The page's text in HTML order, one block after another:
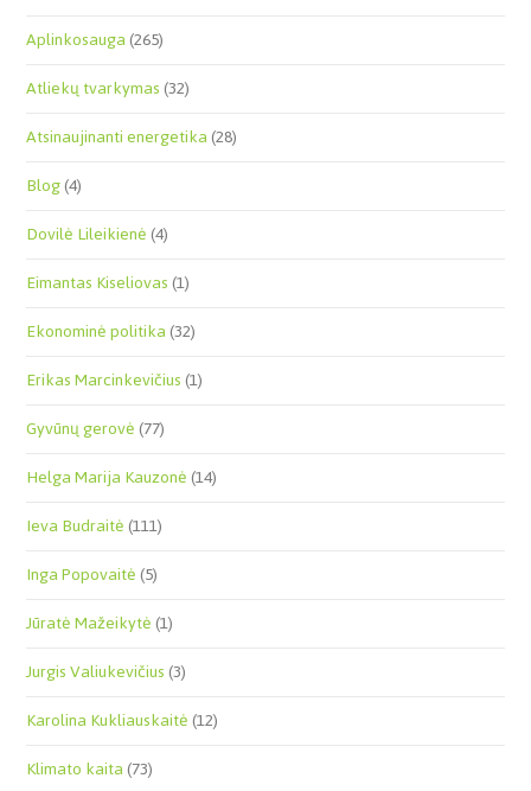
Aplinkosauga(265)
Atliekų tvarkymas(32)
Atsinaujinanti energetika(28)
Blog(4)
Dovilė Lileikienė(4)
Eimantas Kiseliovas(1)
Ekonominė politika(32)
Erikas Marcinkevičius(1)
Gyvūnų gerovė(77)
Helga Marija Kauzonė(14)
Ieva Budraitė(111)
Inga Popovaitė(5)
Jūratė Mažeikytė(1)
Jurgis Valiukevičius(3)
Karolina Kukliauskaitė(12)
Klimato kaita(73)